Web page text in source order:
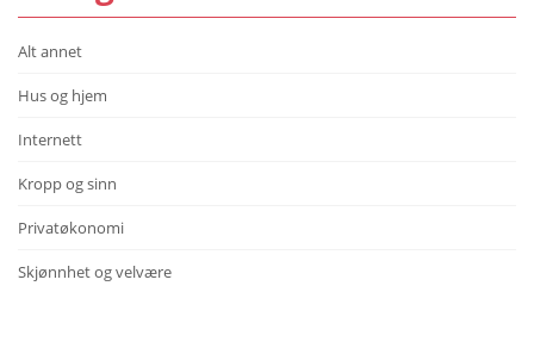
Alt annet
Hus og hjem
Internett
Kropp og sinn
Privatøkonomi
Skjønnhet og velvære